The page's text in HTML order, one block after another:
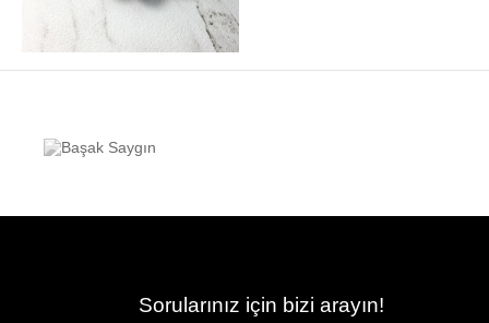
Sorularınız için bizi arayın!